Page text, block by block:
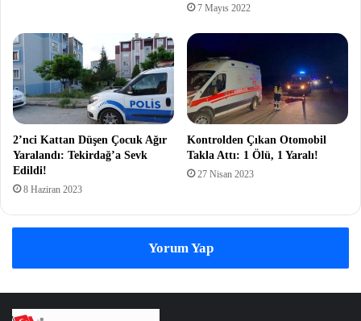
7 Mayıs 2022
2’nci Kattan Düşen Çocuk Ağır
Yaralandı: Tekirdağ’a Sevk
Edildi!
8 Haziran 2023
Kontrolden Çıkan Otomobil
Takla Attı: 1 Ölü, 1 Yaralı!
27 Nisan 2023
Yorum Yap